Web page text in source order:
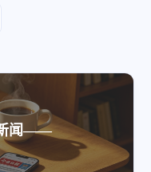
新闻——